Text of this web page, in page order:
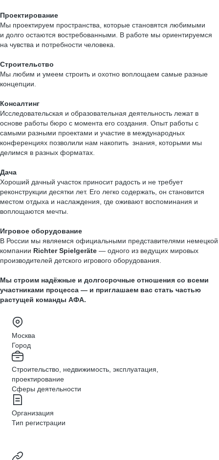
Проектирование
Мы проектируем пространства, которые становятся любимыми
и долго остаются востребованными. В работе мы ориентируемся
на чувства и потребности человека.
Строительство
Мы любим и умеем строить и охотно воплощаем самые разные
концепции.
Консалтинг
Исследовательская и образовательная деятельность лежат в
основе работы бюро с момента его создания. Опыт работы с
самыми разными проектами и участие в международных
конференциях позволили нам накопить знания, которыми мы
делимся в разных форматах.
Дача
Хороший дачный участок приносит радость и не требует
реконструкции десятки лет. Его легко содержать, он становится
местом отдыха и наслаждения, где оживают воспоминания и
воплощаются мечты.
Игровое оборудование
В России мы являемся официальными представителями немецкой
компании Richter Spielgeräte — одного из ведущих мировых
производителей детского игрового оборудования.
Мы строим надёжные и долгосрочные отношения со всеми
участниками процесса — и приглашаем вас стать частью
растущей команды АФА.
Москва
Город
Строительство, недвижимость, эксплуатация,
проектирование
Сферы деятельности
Организация
Тип регистрации